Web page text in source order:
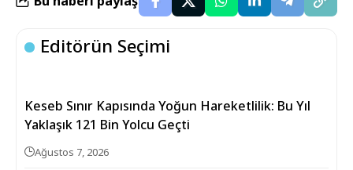
Editörün Seçimi
Keseb Sınır Kapısında Yoğun Hareketlilik: Bu Yıl
Yaklaşık 121 Bin Yolcu Geçti
Ağustos 7, 2026